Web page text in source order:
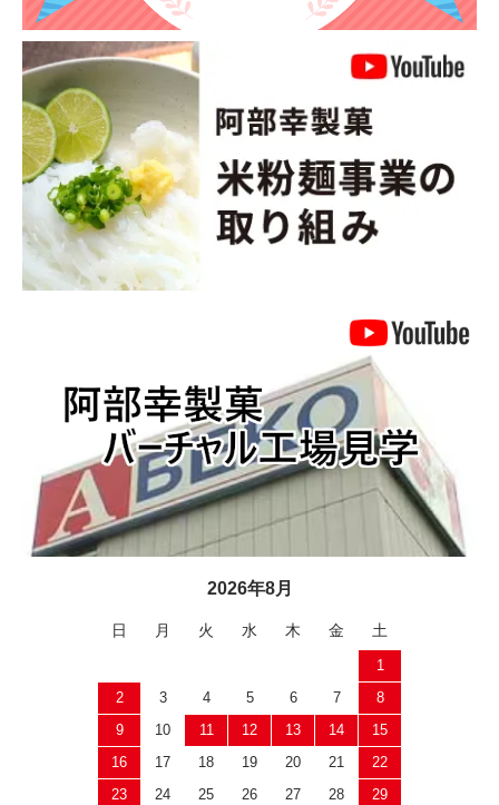
2026年8月
日 月 火 水 木 金 土
1
2
3 4 5 6 7
8
9
10 11 12 13 14
15
16
17 18 19 20 21
22
23
24 25 26 27 28
29